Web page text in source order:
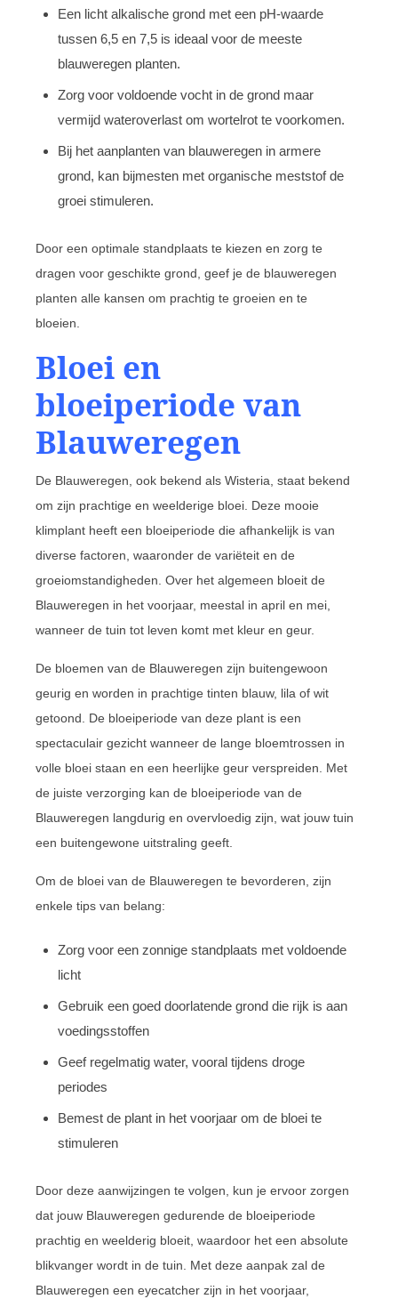
Een licht alkalische grond met een pH-waarde
tussen 6,5 en 7,5 is ideaal voor de meeste
blauweregen planten.
Zorg voor voldoende vocht in de grond maar
vermijd wateroverlast om wortelrot te voorkomen.
Bij het aanplanten van blauweregen in armere
grond, kan bijmesten met organische meststof de
groei stimuleren.
Door een optimale standplaats te kiezen en zorg te
dragen voor geschikte grond, geef je de blauweregen
planten alle kansen om prachtig te groeien en te
bloeien.
Bloei en
bloeiperiode van
Blauweregen
De Blauweregen, ook bekend als Wisteria, staat bekend
om zijn prachtige en weelderige bloei. Deze mooie
klimplant heeft een bloeiperiode die afhankelijk is van
diverse factoren, waaronder de variëteit en de
groeiomstandigheden. Over het algemeen bloeit de
Blauweregen in het voorjaar, meestal in april en mei,
wanneer de tuin tot leven komt met kleur en geur.
De bloemen van de Blauweregen zijn buitengewoon
geurig en worden in prachtige tinten blauw, lila of wit
getoond. De bloeiperiode van deze plant is een
spectaculair gezicht wanneer de lange bloemtrossen in
volle bloei staan en een heerlijke geur verspreiden. Met
de juiste verzorging kan de bloeiperiode van de
Blauweregen langdurig en overvloedig zijn, wat jouw tuin
een buitengewone uitstraling geeft.
Om de bloei van de Blauweregen te bevorderen, zijn
enkele tips van belang:
Zorg voor een zonnige standplaats met voldoende
licht
Gebruik een goed doorlatende grond die rijk is aan
voedingsstoffen
Geef regelmatig water, vooral tijdens droge
periodes
Bemest de plant in het voorjaar om de bloei te
stimuleren
Door deze aanwijzingen te volgen, kun je ervoor zorgen
dat jouw Blauweregen gedurende de bloeiperiode
prachtig en weelderig bloeit, waardoor het een absolute
blikvanger wordt in de tuin. Met deze aanpak zal de
Blauweregen een eyecatcher zijn in het voorjaar,